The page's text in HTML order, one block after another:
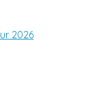
2026